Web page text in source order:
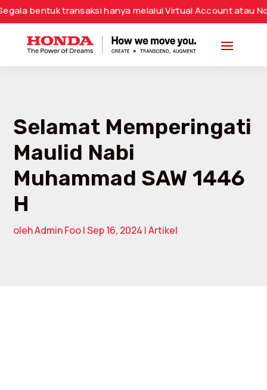
transaksi hanya melalui Virtual Account atau Nomor
Selamat Memperingati
Maulid Nabi
Muhammad SAW 1446
H
olehAdmin Foo|Sep 16, 2024 |Artikel